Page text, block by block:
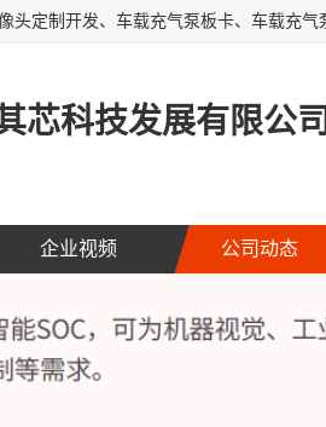
芯科技发展有限公司
企业视频 公司动态